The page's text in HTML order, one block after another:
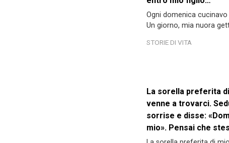
Ogni domenica
Un giorno, mia nuora
STORIE DI VITA
La sorella preferita
venne a trovarci.
sorrise e disse:
mio». Pensai che